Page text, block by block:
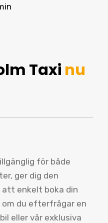
Taxi nu
för både
ger dig den
enkelt boka din
du efterfrågar en
eller vår exklusiva